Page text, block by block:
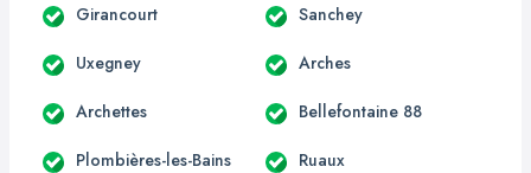
Girancourt Sanchey
Uxegney Arches
Archettes Bellefontaine 88
Plombières-les-Bains Ruaux